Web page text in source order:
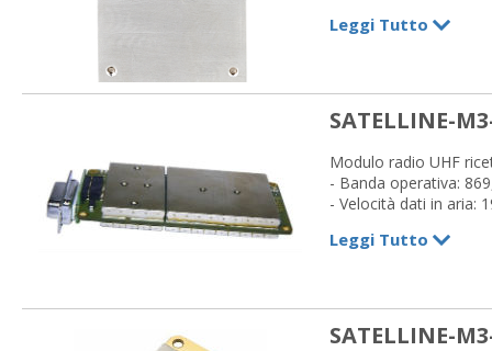
19200 bps (banda a
1 W - Alimentazione:
Leggi Tutto
SATELLINE-
Modulo radio UHF
- Banda operativa:
- Velocità dati in aria:
- Interfaccia seriale:
Leggi Tutto
SATELLINE-